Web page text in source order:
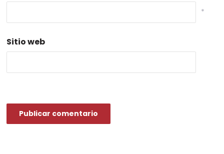
*
Sitio web